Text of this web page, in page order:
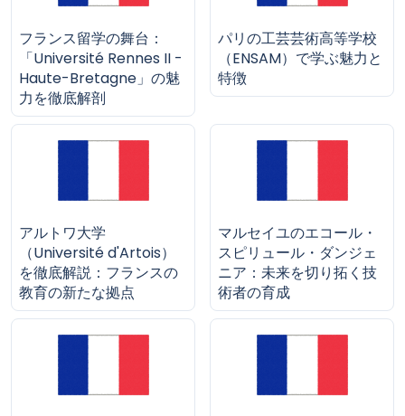
フランス留学の舞台：
「Université Rennes II -
Haute-Bretagne」の魅
力を徹底解剖
パリの工芸芸術高等学校
（ENSAM）で学ぶ魅力と
特徴
アルトワ大学
（Université d'Artois）
を徹底解説：フランスの
教育の新たな拠点
マルセイユのエコール・
スピリュール・ダンジェ
ニア：未来を切り拓く技
術者の育成